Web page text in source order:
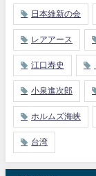
日本維新の会
レアアース
江口寿史
小泉進次郎
ホルムズ海峡
台湾